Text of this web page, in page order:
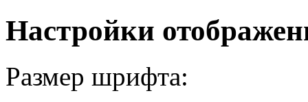
Настройки
Размер шрифта: